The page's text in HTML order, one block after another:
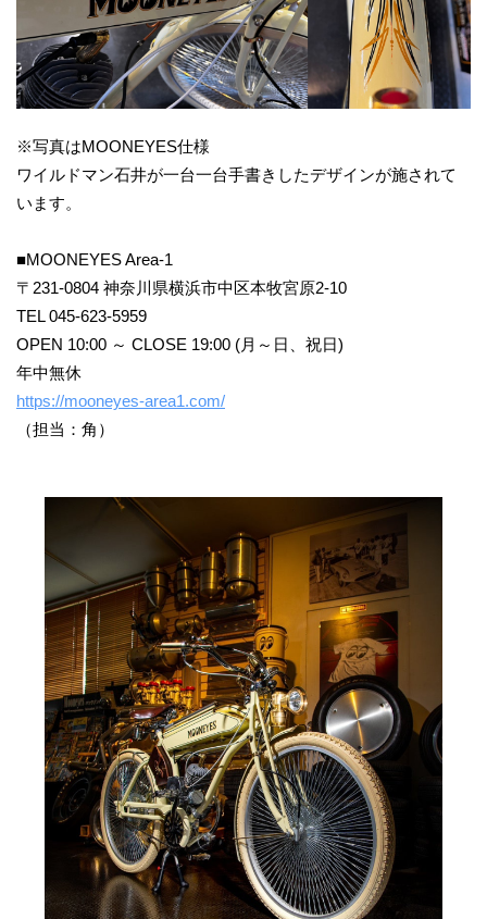
※写真はMOONEYES仕様
ワイルドマン石井が一台一台手書きしたデザインが施されて
います。
■MOONEYES Area-1
〒231-0804 神奈川県横浜市中区本牧宮原2-10
TEL 045-623-5959
OPEN 10:00 ～ CLOSE 19:00 (月～日、祝日)
年中無休
https://mooneyes-area1.com/
（担当：角）